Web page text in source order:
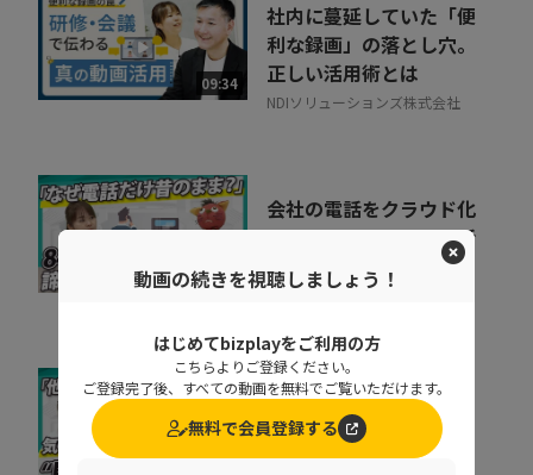
09:34
社内に蔓延していた「便
利な録画」の落とし穴。
正しい活用術とは
NDIソリューションズ株式会社
11:37
会社の電話をクラウド化
するメリットとは？電話
業務を効率化する方法
トビラシステムズ株式会社
取りこぼしはなぜ起き
る？“見えない失注”を
防ぐ営業の仕組み改革
動画の続きを視聴しましょう！
はじめてbizplayをご利用の方
こちらよりご登録ください。
ご登録完了後、すべての動画を無料でご覧いただけます。
無料で会員登録する